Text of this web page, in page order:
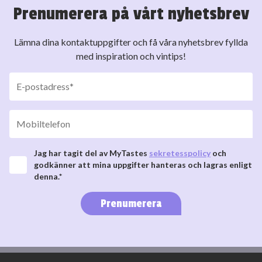
Prenumerera på vårt nyhetsbrev
Lämna dina kontaktuppgifter och få våra nyhetsbrev fyllda
med inspiration och vintips!
Jag har tagit del av MyTastes sekretesspolicy och
godkänner att mina uppgifter hanteras och lagras enligt
denna.*
Prenumerera